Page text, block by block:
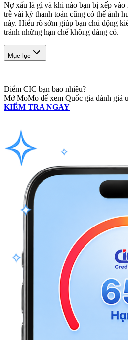
Nợ xấu là gì và khi nào bạn bị xếp
trễ vài kỳ thanh toán cũng có thể ảnh
này. Hiểu rõ sớm giúp bạn chủ động
tránh những hạn chế không đáng có.
Mục lục
Điểm CIC bạn bao nhiêu?
Mở MoMo để xem Quốc gia đánh giá
KIỂM TRA NGAY